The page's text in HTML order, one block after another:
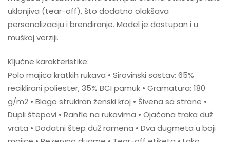
uklonjiva (tear-off), što dodatno olakšava
personalizaciju i brendiranje. Model je dostupan i u
muškoj verziji.
Ključne karakteristike:
Polo majica kratkih rukava • Sirovinski sastav: 65%
reciklirani poliester, 35% BCI pamuk • Gramatura: 180
g/m2 • Blago strukiran ženski kroj • Šivena sa strane •
Dupli štepovi • Ranfle na rukavima • Ojačana traka duž
vrata • Dodatni štep duž ramena • Dva dugmeta u boji